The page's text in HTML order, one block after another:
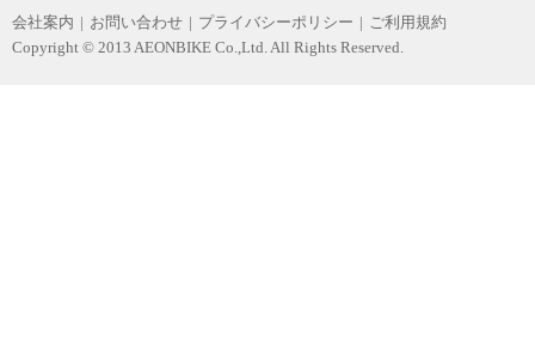
会社案内 | お問い合わせ | プライバシーポリシー | ご利用規約
Copyright © 2013 AEONBIKE Co.,Ltd. All Rights Reserved.